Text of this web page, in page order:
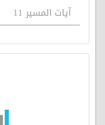
آيات المسير 11